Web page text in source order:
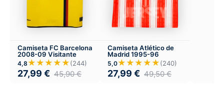
Camiseta FC Barcelona
2008-09 Visitante
4,8 ★★★★★(244)
27,99 € 45,90€
Camiseta Atlético de
Madrid 1995-96
5,0★★★★★(240)
27,99 € 49,50€